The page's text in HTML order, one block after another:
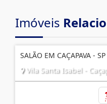
Imóveis
SALÃO EM CAÇAPAVA -
Vila Santa Isabel -